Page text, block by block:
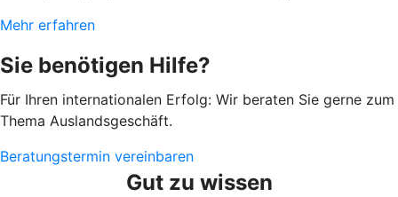
Mehr erfahren
Sie benötigen Hilfe?
Für Ihren internationalen Erfolg: Wir beraten Sie gerne zum
Thema Auslandsgeschäft.
Beratungstermin vereinbaren
Gut zu wissen